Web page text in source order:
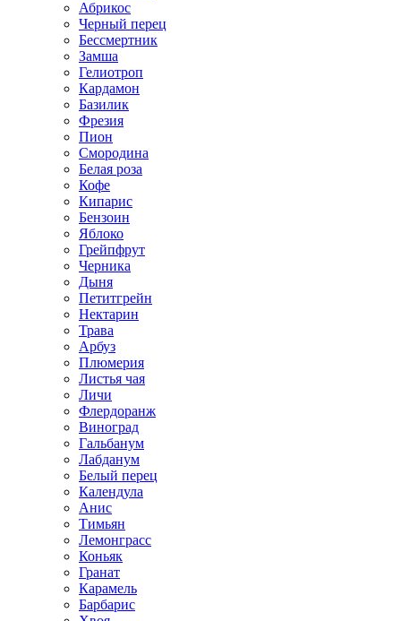
Абрикос
Черный перец
Бессмертник
Замша
Гелиотроп
Кардамон
Базилик
Фрезия
Пион
Смородина
Белая роза
Кофе
Кипарис
Бензоин
Яблоко
Грейпфрут
Черника
Дыня
Петитгрейн
Нектарин
Трава
Арбуз
Плюмерия
Листья чая
Личи
Флердоранж
Виноград
Гальбанум
Лабданум
Белый перец
Календула
Анис
Тимьян
Лемонграсс
Коньяк
Гранат
Карамель
Барбарис